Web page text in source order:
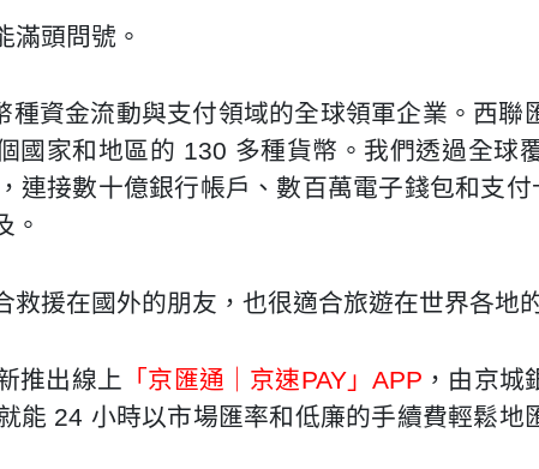
滿頭問號。
資金流動與支付領域的全球領軍企業。西聯
國家和地區的 130 多種貨幣。我們透過全球
連接數十億銀行帳戶、數百萬電子錢包和支
。
援在國外的朋友，也很適合旅遊在世界各地
推出線上 「京匯通｜京速PAY」APP ，由京城
能 24 小時以市場匯率和低廉的手續費輕鬆地